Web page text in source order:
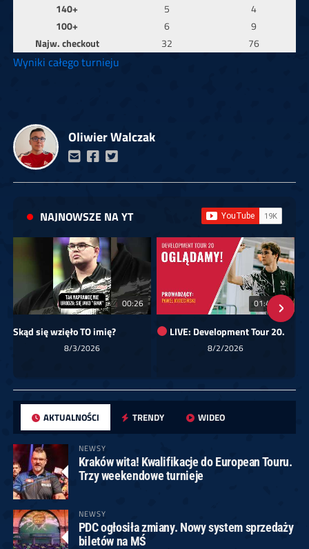
140+
5
4
100+
6
9
Najw. checkout
32 76
Wyniki całego turnieju
Oliwier Walczak
NAJNOWSZE NA YT
00:26
Skąd się wzięło TO imię?
8/3/2026
01:40:24
LIVE: Development Tour 20.
8/2/2026
AKTUALNOŚCI TRENDY WIDEO
NEWSY
Kraków wita! Kwalifikacje do European Touru.
Trzy weekendowe turnieje
NEWSY
PDC ogłosiła zmiany. Nowy system sprzedaży
biletów na MŚ